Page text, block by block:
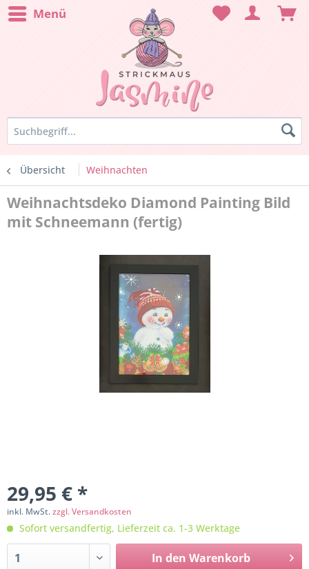
Menü
Übersicht Weihnachten
Weihnachtsdeko Diamond Painting Bild
mit Schneemann (fertig)
29,95 € *
inkl. MwSt.zzgl. Versandkosten
Sofort versandfertig, Lieferzeit ca. 1-3 Werktage
In den Warenkorb